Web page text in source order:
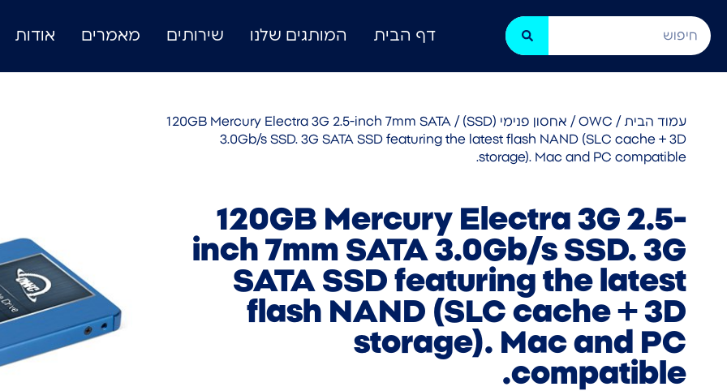
דף הבית המותגים שלנו שירותים מאמרים אודות
עמוד הבית /
OWC
/ אחסון פנימי (SSD)
/ 120GB Mercury Electra 3G 2.5-inch 7mm SATA
3.0Gb/s SSD. 3G SATA SSD featuring the latest flash NAND (SLC cache + 3D
storage). Mac and PC compatible.
120GB Mercury Electra 3G 2.5-
inch 7mm SATA 3.0Gb/s SSD. 3G
SATA SSD featuring the latest
flash NAND (SLC cache + 3D
storage). Mac and PC
compatible.